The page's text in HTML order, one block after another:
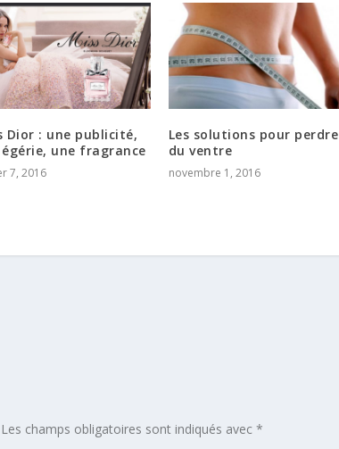
Dior : une publicité,
égérie, une fragrance
7, 2016
Les solutions pour perdre
du ventre
novembre 1, 2016
Les champs obligatoires sont indiqués avec*